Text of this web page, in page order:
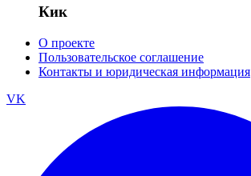
Кик
О проекте
Пользовательское соглашение
Контакты и юридическая информация
VK